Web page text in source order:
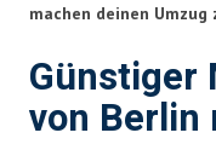
machen deinen Umzug
Günstiger
von Berlin